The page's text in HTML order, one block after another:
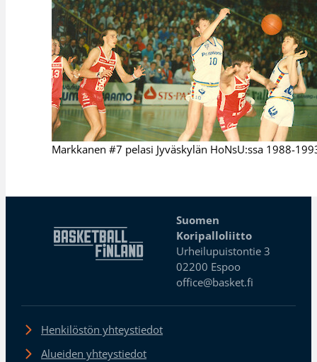
Markkanen #7 pelasi Jyväskylän HoNsU:ssa 1988-
Suomen
Koripalloliitto
Urheilupuistontie 3
02200 Espoo
office@basket.fi
Henkilöstön yhteystiedot
Alueiden yhteystiedot